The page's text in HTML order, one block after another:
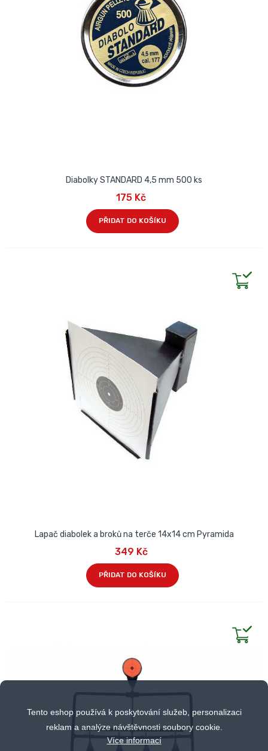
Tento eshop používá k poskytování služeb, personalizaci
reklam a analýze návštěvnosti soubory cookie.
Více informací
Diabolky STANDARD 4,5 mm 500 ks
175 Kč
PŘIDAT DO KOŠÍKU
Lapač diabolek a broků na terče 14x14 cm Pyramida
349 Kč
PŘIDAT DO KOŠÍKU